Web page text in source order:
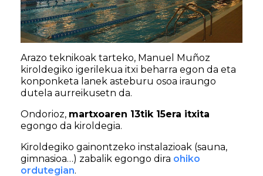
Arazo teknikoak tarteko, Manuel Muñoz
kiroldegiko igerilekua itxi beharra egon da eta
konponketa lanek asteburu osoa iraungo
dutela aurreikusetn da.
Ondorioz, martxoaren 13tik 15era itxita
egongo da kiroldegia.
Kiroldegiko gainontzeko instalazioak (sauna,
gimnasioa…) zabalik egongo dira ohiko
ordutegian.